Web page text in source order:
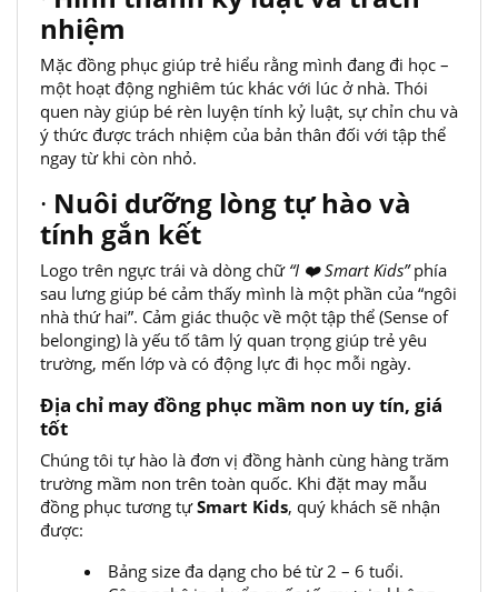
nhiệm
Mặc đồng phục giúp trẻ hiểu rằng mình đang đi học –
một hoạt động nghiêm túc khác với lúc ở nhà. Thói
quen này giúp bé rèn luyện tính kỷ luật, sự chỉn chu và
ý thức được trách nhiệm của bản thân đối với tập thể
ngay từ khi còn nhỏ.
· Nuôi dưỡng lòng tự hào và
tính gắn kết
Logo trên ngực trái và dòng chữ “I ❤️ Smart Kids”phía
sau lưng giúp bé cảm thấy mình là một phần của “ngôi
nhà thứ hai”. Cảm giác thuộc về một tập thể (Sense of
belonging) là yếu tố tâm lý quan trọng giúp trẻ yêu
trường, mến lớp và có động lực đi học mỗi ngày.
Địa chỉ may đồng phục mầm non uy tín, giá
tốt
Chúng tôi tự hào là đơn vị đồng hành cùng hàng trăm
trường mầm non trên toàn quốc. Khi đặt may mẫu
đồng phục tương tựSmart Kids, quý khách sẽ nhận
được:
Bảng size đa dạng cho bé từ 2 – 6 tuổi.